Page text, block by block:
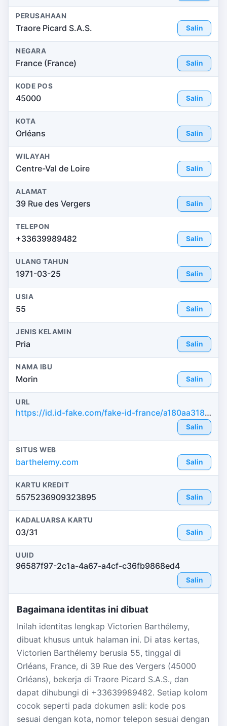
PERUSAHAAN
Traore Picard S.A.S. Salin
NEGARA
France (France) Salin
KODE POS
45000 Salin
KOTA
Orléans Salin
WILAYAH
Centre-Val de Loire Salin
ALAMAT
39 Rue des Vergers Salin
TELEPON
+33639989482 Salin
ULANG TAHUN
1971-03-25 Salin
USIA
55 Salin
JENIS KELAMIN
Pria Salin
NAMA IBU
Morin Salin
URL
https://id.id-fake.com/fake-id-france/a180aa318c6ee1f5a0afd37846e17a09
Salin
SITUS WEB
barthelemy.com Salin
KARTU KREDIT
5575236909323895 Salin
KADALUARSA KARTU
03/31 Salin
UUID
96587f97-2c1a-4a67-a4cf-c36fb9868ed4
Salin
Bagaimana identitas ini dibuat
Inilah identitas lengkap Victorien Barthélemy,
dibuat khusus untuk halaman ini. Di atas kertas,
Victorien Barthélemy berusia 55, tinggal di
Orléans, France, di 39 Rue des Vergers (45000
Orléans), bekerja di Traore Picard S.A.S., dan
dapat dihubungi di +33639989482. Setiap kolom
cocok seperti pada dokumen asli: kode pos
sesuai dengan kota, nomor telepon sesuai dengan